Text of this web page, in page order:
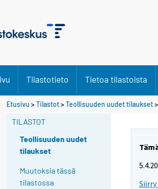
Tilastotieto Tietoa tilastoista
Etusivu >Tilastot>Teollisuuden uudet tilaukset>
TILASTOT
Teollisuuden uudet
tilaukset
Muutoksia tässä
tilastossa